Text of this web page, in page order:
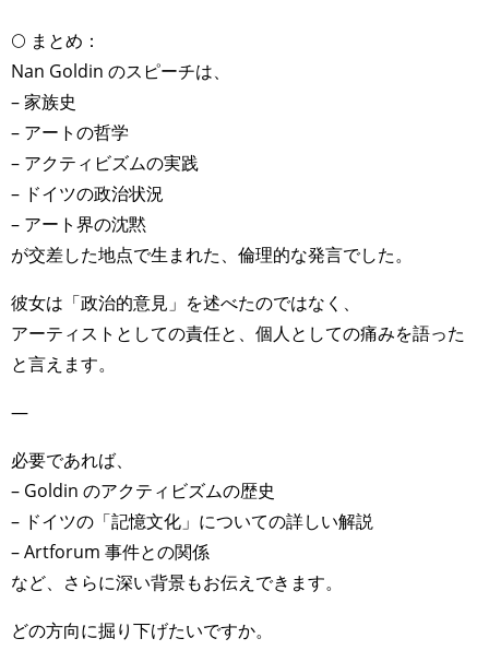
🌕 まとめ：
Nan Goldin のスピーチは、
– 家族史
– アートの哲学
– アクティビズムの実践
– ドイツの政治状況
– アート界の沈黙
が交差した地点で生まれた、倫理的な発言でした。
彼女は「政治的意見」を述べたのではなく、
アーティストとしての責任と、個人としての痛みを語った
と言えます。
—
必要であれば、
– Goldin のアクティビズムの歴史
– ドイツの「記憶文化」についての詳しい解説
– Artforum 事件との関係
など、さらに深い背景もお伝えできます。
どの方向に掘り下げたいですか。